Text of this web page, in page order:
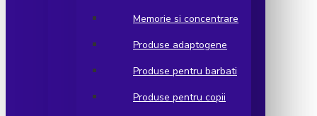
Memorie si concentrare
Produse adaptogene
Produse pentru barbati
Produse pentru copii